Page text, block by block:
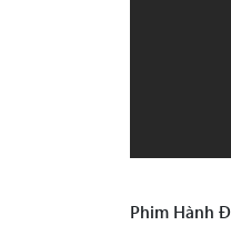
Phim Hành